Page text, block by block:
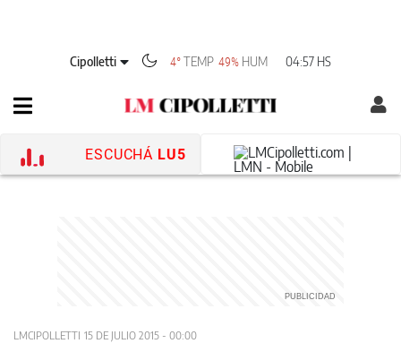
Cipolletti 4° TEMP 49% HUM 04:57 HS
ESCUCHÁ LU5
LMCIPOLLETTI 15 DE JULIO 2015 - 00:00